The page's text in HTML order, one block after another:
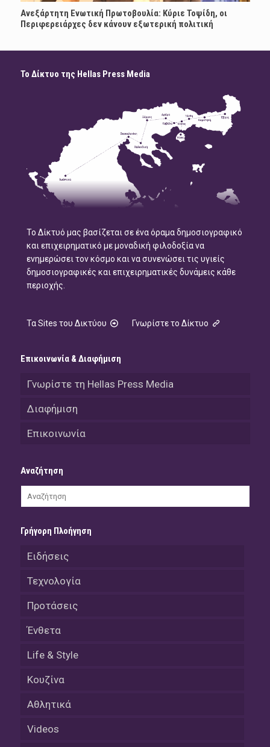
Ανεξάρτητη Ενωτική Πρωτοβουλία: Κύριε Τοψίδη, οι
Περιφερειάρχες δεν κάνουν εξωτερική πολιτική
Το Δίκτυο της Hellas Press Media
Το Δίκτυό μας βασίζεται σε ένα όραμα δημοσιογραφικό
και επιχειρηματικό με μοναδική φιλοδοξία να
ενημερώσει τον κόσμο και να συνενώσει τις υγιείς
δημοσιογραφικές και επιχειρηματικές δυνάμεις κάθε
περιοχής.
Τα Sites του Δικτύου Γνωρίστε το Δίκτυο
Επικοινωνία & Διαφήμιση
Γνωρίστε τη Hellas Press Media
Διαφήμιση
Επικοινωνία
Αναζήτηση
Γρήγορη Πλοήγηση
Ειδήσεις
Τεχνολογία
Προτάσεις
Ένθετα
Life & Style
Κουζίνα
Αθλητικά
Videos